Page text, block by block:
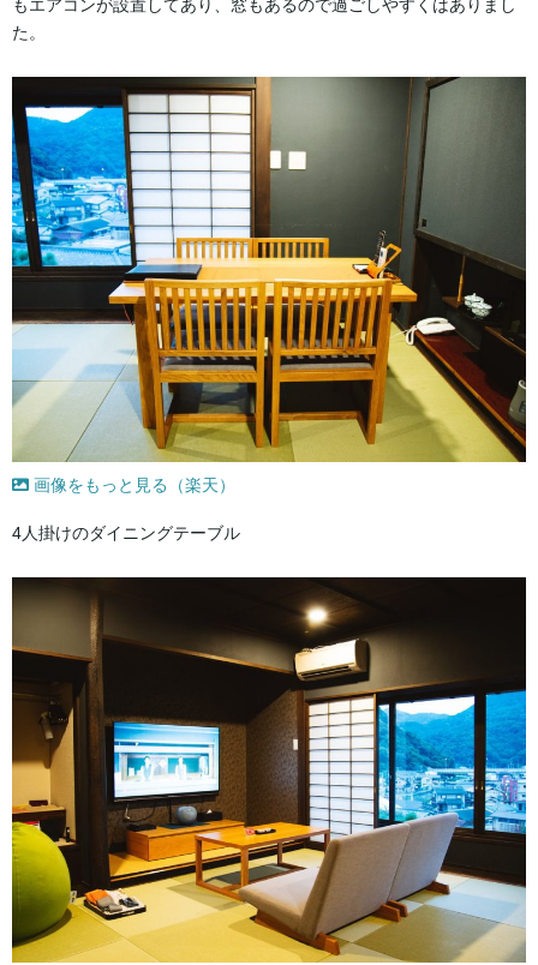
もエアコンが設置してあり、窓もあるので過ごしやすくはありまし
た。
画像をもっと見る（楽天）
4人掛けのダイニングテーブル